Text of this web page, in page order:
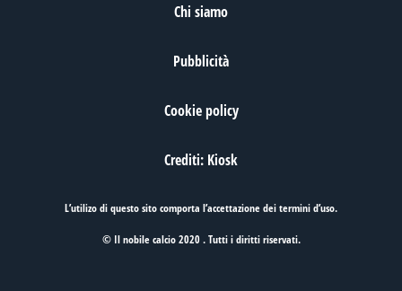
Chi siamo
Pubblicità
Cookie policy
Crediti: Kiosk
L’utilizo di questo sito comporta l’accettazione deitermini d’uso.
© Il nobile calcio 2020 . Tutti i diritti riservati.